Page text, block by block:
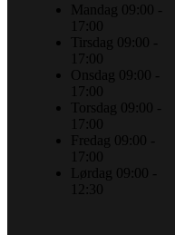
Mandag 09:00 -
17:00
Tirsdag 09:00 -
17:00
Onsdag 09:00 -
17:00
Torsdag 09:00 -
17:00
Fredag 09:00 -
17:00
Lørdag 09:00 -
12:30